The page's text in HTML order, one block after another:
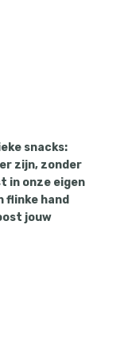
snacks:
zijn, zonder
in onze eigen
flinke hand
jouw